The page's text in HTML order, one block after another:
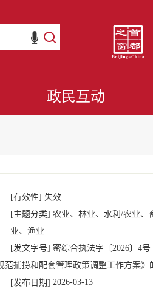
政民互动
[有效性] 失效
[主题分类] 农业、林业、水利/农业、
业、渔业
[发文字号] 密综合执法字 〔2026〕 4号
捕捞和配套管理政策调整工作方案》
[发布日期] 2026-03-13